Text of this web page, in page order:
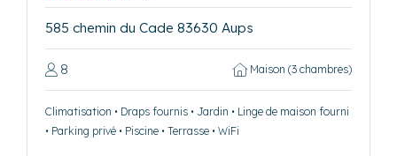
585 chemin du Cade 83630 Aups
8 Maison (3 chambres)
Climatisation • Draps fournis • Jardin • Linge de maison fourni
• Parking privé • Piscine • Terrasse • WiFi